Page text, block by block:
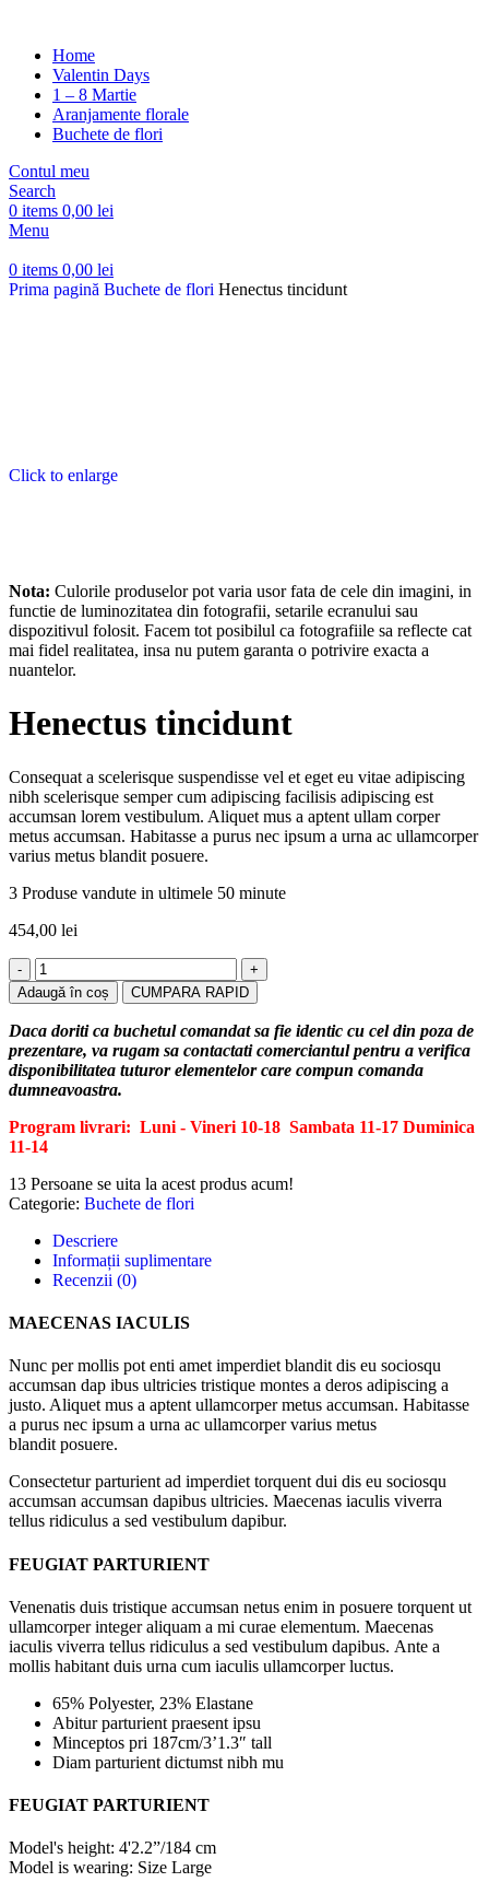
Home
Valentin Days
1 – 8 Martie
Aranjamente florale
Buchete de flori
Contul meu
Search
0 items 0,00 lei
Menu
0 items 0,00 lei
Prima pagină Buchete de flori Henectus tincidunt
Click to enlarge
Nota: Culorile produselor pot varia usor fata de cele din imagini, in
functie de luminozitatea din fotografii, setarile ecranului sau
dispozitivul folosit. Facem tot posibilul ca fotografiile sa reflecte cat
mai fidel realitatea, insa nu putem garanta o potrivire exacta a
nuantelor.
Henectus tincidunt
Consequat a scelerisque suspendisse vel et eget eu vitae adipiscing
nibh scelerisque semper cum adipiscing facilisis adipiscing est
accumsan lorem vestibulum. Aliquet mus a aptent ullam corper
metus accumsan. Habitasse a purus nec ipsum a urna ac ullamcorper
varius metus blandit posuere.
3 Produse vandute in ultimele 50 minute
454,00 lei
Adaugă în coș CUMPARA RAPID
Daca doriti ca buchetul comandat sa fie identic cu cel din poza de
prezentare, va rugam sa contactati comerciantul pentru a verifica
disponibilitatea tuturor elementelor care compun comanda
dumneavoastra.
Program livrari: Luni - Vineri 10-18 Sambata 11-17 Duminica
11-14
13 Persoane se uita la acest produs acum!
Categorie: Buchete de flori
Descriere
Informații suplimentare
Recenzii (0)
MAECENAS IACULIS
Nunc per mollis pot enti amet imperdiet blandit dis eu sociosqu
accumsan dap ibus ultricies tristique montes a deros adipiscing a
justo. Aliquet mus a aptent ullamcorper metus accumsan. Habitasse
a purus nec ipsum a urna ac ullamcorper varius metus
blandit posuere.
Consectetur parturient ad imperdiet torquent dui dis eu sociosqu
accumsan accumsan dapibus ultricies. Maecenas iaculis viverra
tellus ridiculus a sed vestibulum dapibur.
FEUGIAT PARTURIENT
Venenatis duis tristique accumsan netus enim in posuere torquent ut
ullamcorper integer aliquam a mi curae elementum. Maecenas
iaculis viverra tellus ridiculus a sed vestibulum dapibus. Ante a
mollis habitant duis urna cum iaculis ullamcorper luctus.
65% Polyester, 23% Elastane
Abitur parturient praesent ipsu
Minceptos pri 187cm/3’1.3″ tall
Diam parturient dictumst nibh mu
FEUGIAT PARTURIENT
Model's height: 4'2.2”/184 cm
Model is wearing: Size Large